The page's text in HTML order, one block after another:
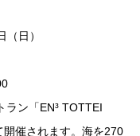
日）
ラン「EN³ TOTTEI
開催されます。海を270